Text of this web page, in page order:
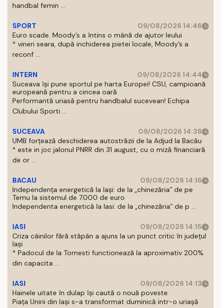
handbal femin ...
SPORT
09/08/2026 14:46
Euro scade. Moody’s a întins o mână de ajutor leului
* vineri seara, după inchiderea pietei locale, Moody’s a
reconf ...
INTERN
09/08/2026 14:44
Suceava își pune sportul pe harta Europei! CSU, campioană
europeană pentru a cincea oară
Performantă uriasă pentru handbalul sucevean! Echipa
Clubului Sporti ...
SUCEAVA
09/08/2026 14:38
UMB forțează deschiderea autostrăzii de la Adjud la Bacău
* este in joc jalonul PNRR din 31 august, cu o miză financiară
de or ...
BACAU
09/08/2026 14:16
Independența energetică la Iași: de la „chinezăria” de pe
Temu la sistemul de 7.000 de euro
Independenta energetică la Iasi: de la „chinezăria” de p ...
IASI
09/08/2026 14:15
Criza câinilor fără stăpân a ajuns la un punct critic în județul
Iași
* Padocul de la Tomesti functionează la aproximativ 200%
din capacita ...
IASI
09/08/2026 14:13
Hainele uitate în dulap îşi caută o nouă poveste
Piaţa Unirii din Iaşi s-a transformat duminică intr-o uriaşă